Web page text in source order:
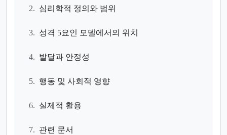
2. 심리학적 정의와 범위
3. 성격 5요인 모델에서의 위치
4. 발달과 안정성
5. 행동 및 사회적 영향
6. 실제적 활용
7. 관련 문서